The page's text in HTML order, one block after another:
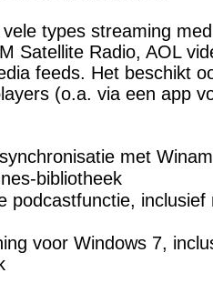
types streaming
Satellite Radio, AOL
feeds. Het beschikt
(o.a. via een app
met
bibliotheek
podcastfunctie,
voor Windows 7,